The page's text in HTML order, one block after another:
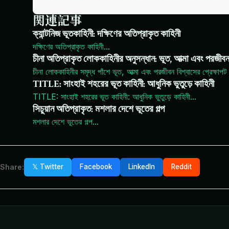
関連記事
ক্যান্টনিজ ভূতকাহিনী: দক্ষিণের অতিপ্রাকৃত কাহিনী
দক্ষিণের অতিপ্রাকৃত কাহিনী...
চীনা অতিপ্রাকৃত লোককাহিনীর অনুসন্ধান: ভূত, আত্মা এবং
চীনা লোককাহিনীর সমৃদ্ধ পাঁশে ভূত, আত্মা এবং পরজীবন বিশ্বাসের
TITLE: সাংহাই শহরের ভূত কাহিনী: আধুনিক ভুতুড়ে কাহিনী
TITLE: সাংহাই শহরের ভূত কাহিনী: আধুনিক ভুতুড়ে কাহিনী...
সিচুয়ান অতিপ্রাকৃত: মশলার দেশে ভূতের গল্প
মশলার দেশে ভূতের গল্প...
Share: 𝕏 Twitter Facebook LinkedIn Reddit